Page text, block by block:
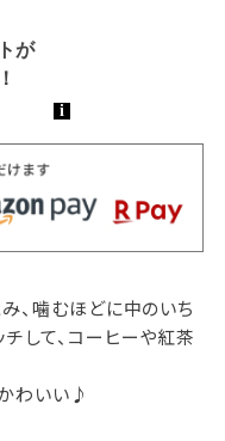
、噛むほどに中のいち
して、コーヒーや紅茶
わいい♪